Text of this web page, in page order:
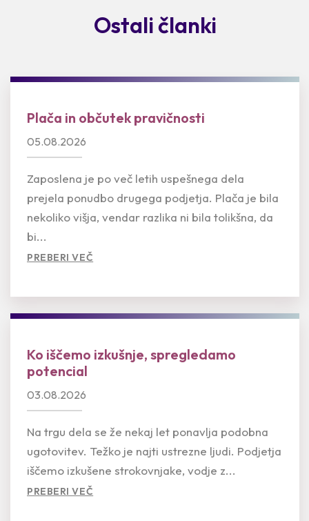
Ostali članki
Plača in občutek pravičnosti
05.08.2026
Zaposlena je po več letih uspešnega dela
prejela ponudbo drugega podjetja. Plača je bila
nekoliko višja, vendar razlika ni bila tolikšna, da
bi...
PREBERI VEČ
Ko iščemo izkušnje, spregledamo
potencial
03.08.2026
Na trgu dela se že nekaj let ponavlja podobna
ugotovitev. Težko je najti ustrezne ljudi. Podjetja
iščemo izkušene strokovnjake, vodje z...
PREBERI VEČ